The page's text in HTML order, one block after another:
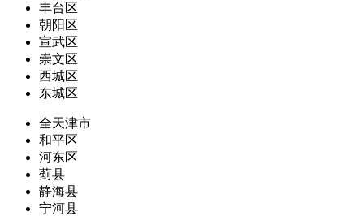
丰台区
朝阳区
宣武区
崇文区
西城区
东城区
全天津市
和平区
河东区
蓟县
静海县
宁河县